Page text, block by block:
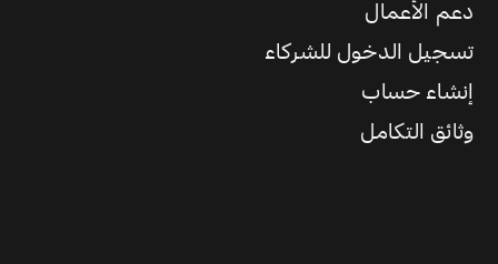
دعم الأعمال
تسجيل الدخول للشركاء
إنشاء حساب
وثائق التكامل